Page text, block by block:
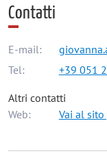
Contatti
E-mail:
Tel:
+39 051
Altri contatti
Web:
Vai al